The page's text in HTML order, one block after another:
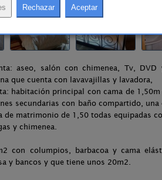
aseo, salón con chimenea, Tv, DVD
que cuenta con lavavajillas y lavadora,
habitación principal con cama de
secundarias con baño compartido, una
de matrimonio de 1,50 todas equipadas
y chimenea.
con columpios, barbacoa y cama
y bancos y que tiene unos 20m2.